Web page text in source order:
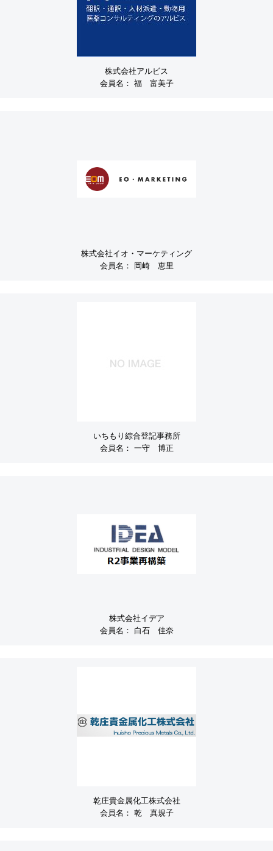
株式会社アルビス
会員名： 福 富美子
株式会社イオ・マーケティング
会員名：
岡崎 恵里
いちもり綜合登記事務所
会員名： 一守 博正
株式会社イデア
会員名：
白石 佳奈
乾庄貴金属化工株式会社
会員名： 乾 真規子